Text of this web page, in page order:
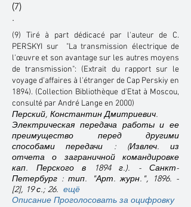
(7)
.
(9) Tiré à part dédicacé par l'auteur de C.
PERSKYI sur "La transmission électrique de
l'œuvre et son avantage sur les autres moyens
de transmission": (Extrait du rapport sur le
voyage d'affaires à l'étranger de Cap Perskiy en
1894). (Collection Bibliothèque d'Etat à Moscou,
consulté par André Lange en 2000)
Перский, Константин Дмитриевич.
Электрическая передача работы и ее
преимущество перед другими
способами передачи : (Извлеч. из
отчета о заграничной командировке
кап. Перского в 1894 г.). - Санкт-
Петербург : тип. "Арт. журн.", 1896. -
[2], 19 с.; 26. ещё
Описание Проголосовать за оцифровку